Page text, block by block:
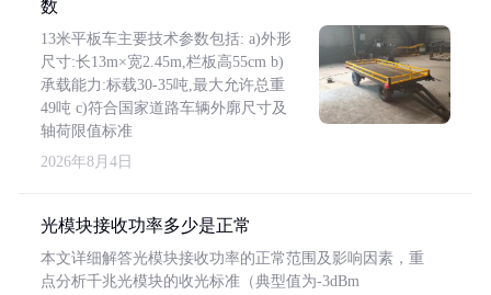
数
13米平板车主要技术参数包括: a)外形
尺寸:长13m×宽2.45m,栏板高55cm b)
承载能力:标载30-35吨,最大允许总重
49吨 c)符合国家道路车辆外廓尺寸及
轴荷限值标准
2026年8月4日
光模块接收功率多少是正常
本文详细解答光模块接收功率的正常范围及影响因素，重
点分析千兆光模块的收光标准（典型值为-3dBm